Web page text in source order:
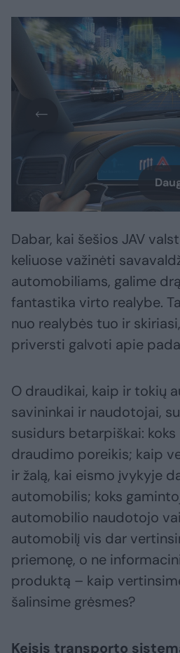
Dabar, kai šešios JAV
keliuose važinėti
automobiliams, galime
fantastika virto realybe.
nuo realybės tuo ir
priversti galvoti apie
O draudikai, kaip ir tokių
savininkai ir naudotojai,
susidurs betarpiškai:
draudimo poreikis; kaip
ir žalą, kai eismo įvykyje
automobilis; koks
automobilio naudotojo
automobilį vis dar
priemonę, o ne
produktą – kaip
šalinsime grėsmes?
Keisis transporto